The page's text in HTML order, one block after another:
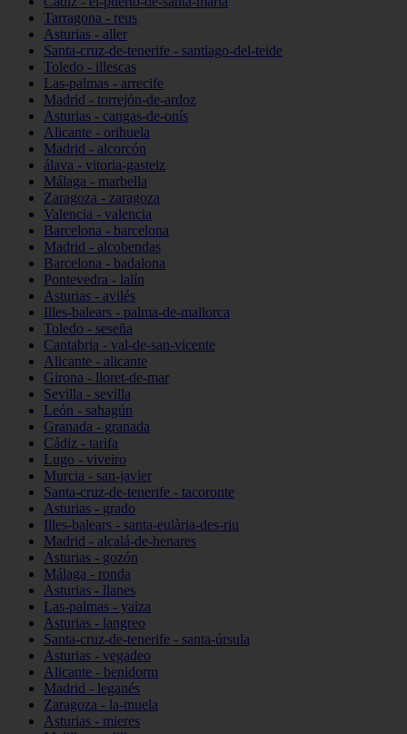
Tarragona - reus
Asturias - aller
Santa-cruz-de-tenerife - santiago-del-teide
Toledo - illescas
Las-palmas - arrecife
Madrid - torrejón-de-ardoz
Asturias - cangas-de-onís
Alicante - orihuela
Madrid - alcorcón
álava - vitoria-gasteiz
Málaga - marbella
Zaragoza - zaragoza
Valencia - valencia
Barcelona - barcelona
Madrid - alcobendas
Barcelona - badalona
Pontevedra - lalín
Asturias - avilés
Illes-balears - palma-de-mallorca
Toledo - seseña
Cantabria - val-de-san-vicente
Alicante - alicante
Girona - lloret-de-mar
Sevilla - sevilla
León - sahagún
Granada - granada
Cádiz - tarifa
Lugo - viveiro
Murcia - san-javier
Santa-cruz-de-tenerife - tacoronte
Asturias - grado
Illes-balears - santa-eulària-des-riu
Madrid - alcalá-de-henares
Asturias - gozón
Málaga - ronda
Asturias - llanes
Las-palmas - yaiza
Asturias - langreo
Santa-cruz-de-tenerife - santa-úrsula
Asturias - vegadeo
Alicante - benidorm
Madrid - leganés
Zaragoza - la-muela
Asturias - mieres